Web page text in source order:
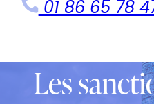
01 86 65 78
Les